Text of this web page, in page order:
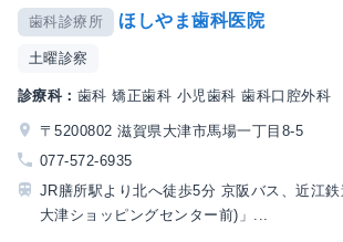
歯科診療所 ほしやま歯科医院
土曜診察
診療科： 歯科 矯正歯科 小児歯科 歯科口腔外科
〒5200802 滋賀県大津市馬場一丁目8-5
077-572-6935
JR膳所駅より北へ徒歩5分 京阪バス、近江
大津ショッピングセンター前)」...